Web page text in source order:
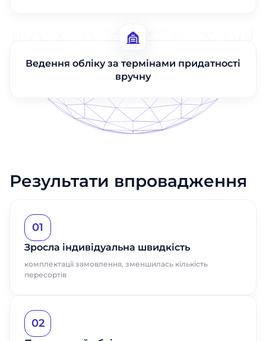
Ведення обліку за термінами придатності
вручну
Результати впровадження
01
Зросла індивідуальна швидкість
комплектації замовлення, зменшилась кількість
пересортів
02